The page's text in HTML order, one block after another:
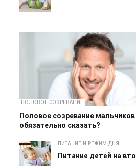
ПОЛОВОЕ СОЗРЕВАНИЕ
Половое созревание
обязательно сказать?
ПИТАНИЕ И РЕЖИМ ДНЯ
Питание детей на